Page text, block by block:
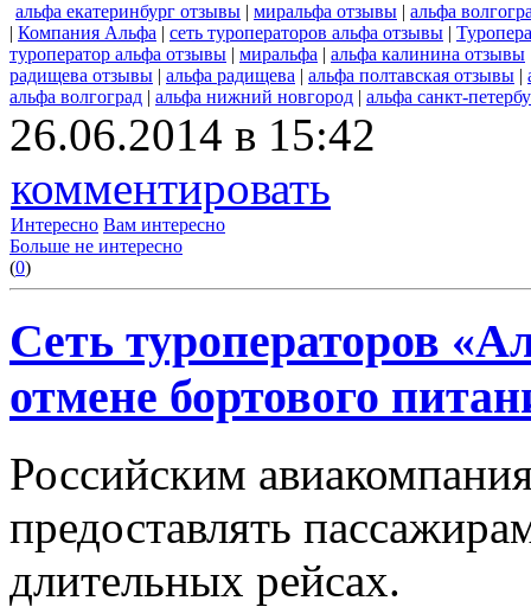
альфа екатеринбург отзывы | миральфа отзывы | альфа
| Компания Альфа | сеть туроператоров альфа отзывы |
туроператор альфа отзывы | миральфа | альфа калинина отзывы
радищева отзывы | альфа радищева | альфа полтавская отзывы |
альфа волгоград | альфа нижний новгород | альфа санкт-
26.06.2014 в 15:42
комментировать
Интересно Вам интересно
Больше не интересно
(0)
Сеть туроператоров
отмене бортового
Российским
предоставлять
длительных рейсах.